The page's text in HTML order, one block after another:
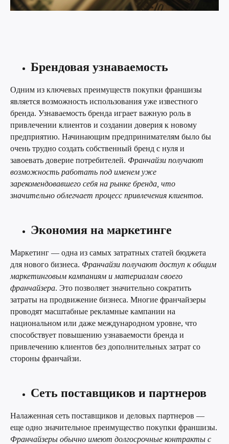
Брендовая узнаваемость
Одним из ключевых преимуществ покупки франшизы
является возможность использования уже известного
бренда. Узнаваемость бренда играет важную роль в
привлечении клиентов и создании доверия к новому
предприятию. Начинающим предпринимателям было бы
очень трудно создать собственный бренд с нуля и
завоевать доверие потребителей. Франчайзи получают
возможность работать под именем уже
зарекомендовавшего себя на рынке бренда, что
значительно облегчает процесс привлечения клиентов.
Экономия на маркетинге
Маркетинг — одна из самых затратных статей бюджета
для нового бизнеса. Франчайзи получают доступ к общим
маркетинговым кампаниям и материалам своего
франчайзера. Это позволяет значительно сократить
затраты на продвижение бизнеса. Многие франчайзеры
проводят масштабные рекламные кампании на
национальном или даже международном уровне, что
способствует повышению узнаваемости бренда и
привлечению клиентов без дополнительных затрат со
стороны франчайзи.
Сеть поставщиков и партнеров
Налаженная сеть поставщиков и деловых партнеров —
еще одно значительное преимущество покупки франшизы.
Франчайзеры обычно имеют долгосрочные контракты с